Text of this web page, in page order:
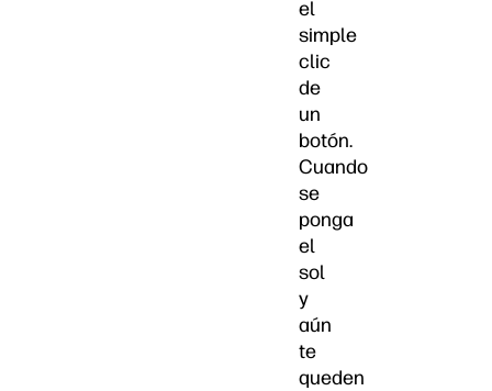
el
simple
clic
de
un
botón.
Cuando
se
ponga
el
sol
y
aún
te
queden